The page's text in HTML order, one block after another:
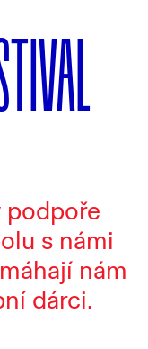
podpoře
s námi
nám
dárci.